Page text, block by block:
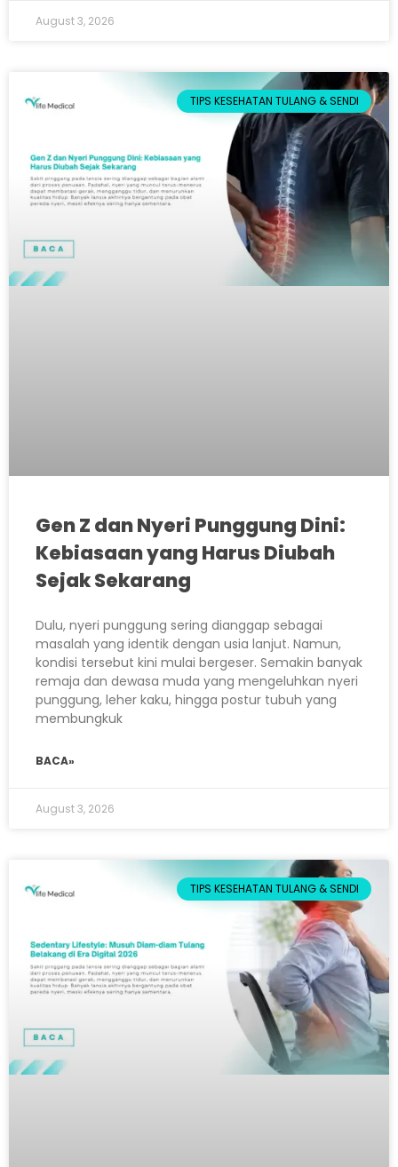
August 3, 2026
TIPS KESEHATAN TULANG & SENDI
Gen Z dan Nyeri Punggung Dini:
Kebiasaan yang Harus Diubah
Sejak Sekarang
Dulu, nyeri punggung sering dianggap sebagai
masalah yang identik dengan usia lanjut. Namun,
kondisi tersebut kini mulai bergeser. Semakin banyak
remaja dan dewasa muda yang mengeluhkan nyeri
punggung, leher kaku, hingga postur tubuh yang
membungkuk
BACA»
August 3, 2026
TIPS KESEHATAN TULANG & SENDI